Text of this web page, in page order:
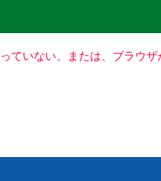
ていない、または、ブラウ